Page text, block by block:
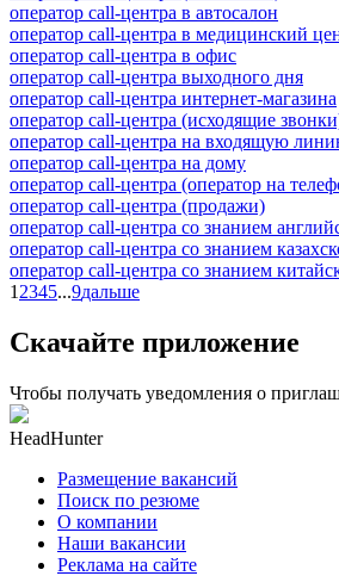
оператор call-центра в автосалон
оператор call-центра в медицинский
оператор call-центра в офис
оператор call-центра выходного дня
оператор call-центра интернет-магазина
оператор call-центра (исходящие
оператор call-центра на входящую
оператор call-центра на дому
оператор call-центра (оператор на
оператор call-центра (продажи)
оператор call-центра со знанием
оператор call-центра со знанием
оператор call-центра со знанием
1 2345...9дальше
Скачайте приложение
Чтобы получать уведомления о
HeadHunter
Размещение вакансий
Поиск по резюме
О компании
Наши вакансии
Реклама на сайте